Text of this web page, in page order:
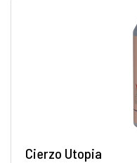
Cierzo Utopia